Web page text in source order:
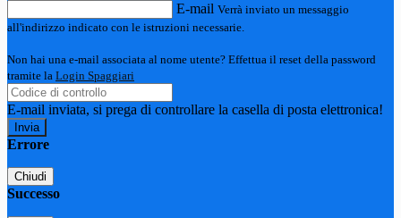
E-mail Verrà inviato un messaggio
all'indirizzo indicato con le istruzioni necessarie.
Non hai una e-mail associata al nome utente? Effettua il reset della password
tramite la Login Spaggiari
E-mail inviata, si prega di controllare la casella di posta elettronica!
Errore
Chiudi
Successo